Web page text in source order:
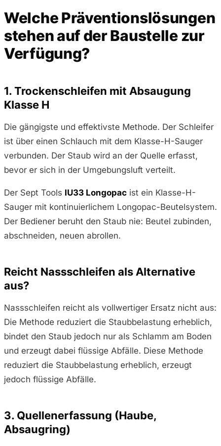
Welche Präventionslösungen
stehen auf der Baustelle zur
Verfügung?
1. Trockenschleifen mit Absaugung
Klasse H
Die gängigste und effektivste Methode. Der Schleifer
ist über einen Schlauch mit dem Klasse-H-Sauger
verbunden. Der Staub wird an der Quelle erfasst,
bevor er sich in der Umgebungsluft verteilt.
Der Sept Tools IU33 Longopac ist ein Klasse-H-
Sauger mit kontinuierlichem Longopac-Beutelsystem.
Der Bediener beruht den Staub nie: Beutel zubinden,
abschneiden, neuen abrollen.
Reicht Nassschleifen als Alternative
aus?
Nassschleifen reicht als vollwertiger Ersatz nicht aus:
Die Methode reduziert die Staubbelastung erheblich,
bindet den Staub jedoch nur als Schlamm am Boden
und erzeugt dabei flüssige Abfälle. Diese Methode
reduziert die Staubbelastung erheblich, erzeugt
jedoch flüssige Abfälle.
3. Quellenerfassung (Haube,
Absaugring)